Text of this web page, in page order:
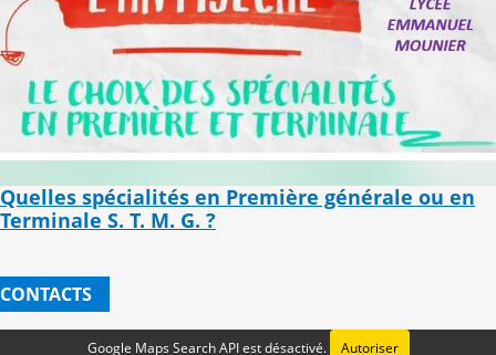
Quelles spécialités en Première générale ou en
Terminale S. T. M. G. ?
CONTACTS
Google Maps Search API est désactivé. Autoriser